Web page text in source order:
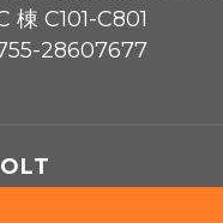
棟 C101-C801
28607677